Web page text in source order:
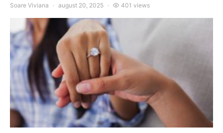
Soare Viviana august 20, 2025 401 views